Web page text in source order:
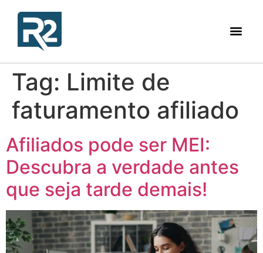
Tag: Limite de
faturamento afiliado
Afiliados pode ser MEI:
Descubra a verdade antes
que seja tarde demais!